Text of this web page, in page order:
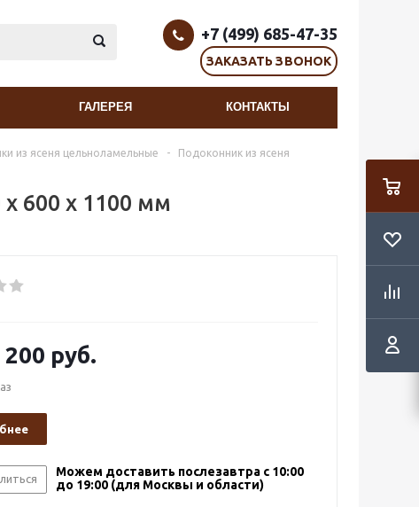
+7 (499) 685-47-35
ЗАКАЗАТЬ ЗВОНОК
ГАЛЕРЕЯ КОНТАКТЫ
из ясеня цельноламельные -
Подоконник из ясеня
600 х 1100 мм
200 руб.
Можем доставить послезавтра с 10:00
до 19:00 (для Москвы и области)